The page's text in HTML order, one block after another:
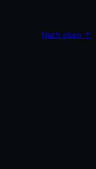
Nach oben ↑